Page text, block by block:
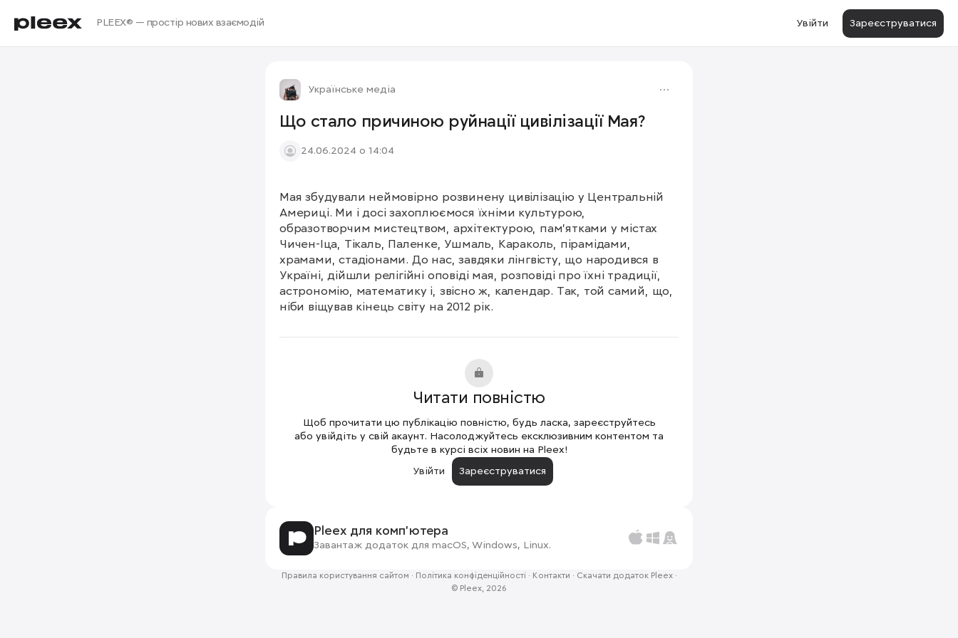
PLEEX® — простір нових взаємодій Увійти Зареєструватися
Українське медіа
Що стало причиною руйнації цивілізації Мая?
24.06.2024 о 14:04
Мая збудували неймовірно розвинену цивілізацію у Центральній
Америці. Ми і досі захоплюємося їхніми культурою,
образотворчим мистецтвом, архітектурою, пам’ятками у містах
Чичен-Іца, Тікаль, Паленке, Ушмаль, Караколь, пірамідами,
храмами, стадіонами. До нас, завдяки лінгвісту, що народився в
Україні, дійшли релігійні оповіді мая, розповіді про їхні традиції,
астрономію, математику і, звісно ж, календар. Так, той самий, що,
ніби віщував кінець світу на 2012 рік.
Читати повністю
Щоб прочитати цю публікацію повністю, будь ласка, зареєструйтесь
або увійдіть у свій акаунт. Насолоджуйтесь ексклюзивним контентом та
будьте в курсі всіх новин на Pleex!
Увійти
Зареєструватися
Pleex для комп'ютера
Завантаж додаток для macOS, Windows, Linux.
Правила користування сайтом · Політика конфіденційності · Контакти · Скачати додаток Pleex·
© Pleex, 2026